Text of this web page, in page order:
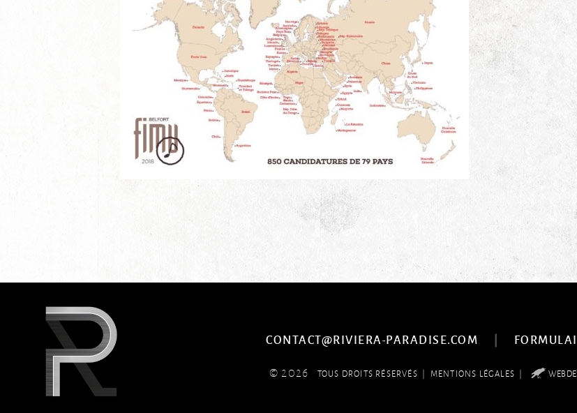
CONTACT@RIVIERA-PARADISE.COM |
© 2026 TOUS DROITS RÉSERVÉS | MENTIONS LÉGALES |